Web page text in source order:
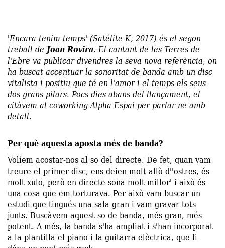
'Encara tenim temps' (Satélite K, 2017) és el segon
treball de Joan Rovira. El cantant de les Terres de
l'Ebre va publicar divendres la seva nova referència, on
ha buscat accentuar la sonoritat de banda amb un disc
vitalista i positiu que té en l'amor i el temps els seus
dos grans pilars. Pocs dies abans del llançament, el
citàvem al coworkingAlpha Espai per parlar-ne amb
detall.
Per què aquesta aposta més de banda?
Volíem acostar-nos al so del directe. De fet, quan vam
treure el primer disc, ens deien molt allò d''ostres, és
molt xulo, però en directe sona molt millor' i això és
una cosa que em torturava. Per això vam buscar un
estudi que tingués una sala gran i vam gravar tots
junts. Buscàvem aquest so de banda, més gran, més
potent. A més, la banda s'ha ampliat i s'han incorporat
a la plantilla el piano i la guitarra elèctrica, que li